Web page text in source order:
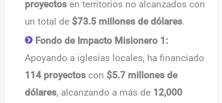
proyectos en territorios no alcanzados con
un total de $73.5 millones de dólares.
Fondo de Impacto Misionero 1:
Apoyando a iglesias locales, ha financiado
114 proyectos con $5.7 millones de
dólares, alcanzando a más de 12,000